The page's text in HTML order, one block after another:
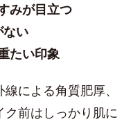
みが目立つ
ない
たい印象
による角質肥厚、
ク前はしっかり肌に